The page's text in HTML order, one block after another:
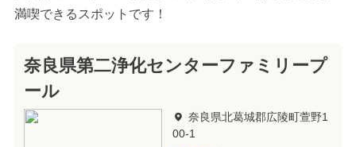
満喫できるスポットです！
奈良県第二浄化センターファミリープ
ール
奈良県北葛城郡広陵町萱野1
00-1